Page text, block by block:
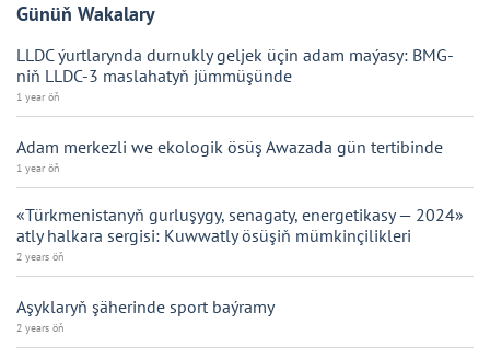
Günüň Wakalary
LLDC ýurtlarynda durnukly geljek üçin adam maýasy: BMG-
niň LLDC-3 maslahatyň jümmüşünde
1 year öň
Adam merkezli we ekologik ösüş Awazada gün tertibinde
1 year öň
«Türkmenistanyň gurluşygy, senagaty, energetikasy — 2024»
atly halkara sergisi: Kuwwatly ösüşiň mümkinçilikleri
2 years öň
Aşyklaryň şäherinde sport baýramy
2 years öň